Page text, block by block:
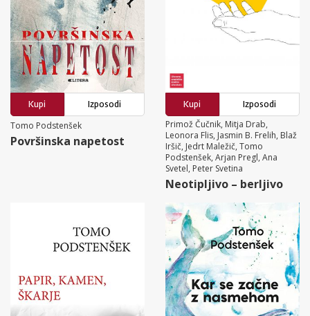
Kupi
Izposodi
Tomo Podstenšek
Površinska napetost
Kupi
Izposodi
Primož Čučnik, Mitja Drab,
Leonora Flis, Jasmin B. Frelih, Blaž
Iršič, Jedrt Maležič, Tomo
Podstenšek, Arjan Pregl, Ana
Svetel, Peter Svetina
Neotipljivo – berljivo